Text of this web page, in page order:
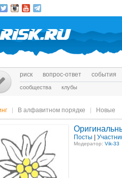
риск вопрос-ответ события
сообщества клубы
В алфавитном порядке Новые
Посты
Модератор: Vik-33